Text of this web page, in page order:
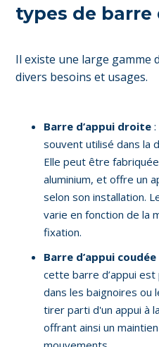
types de barre
Il existe une large gamme
divers besoins et usages.
Barre d’appui droite
souvent utilisé dans la
Elle peut être
aluminium, et offre un
selon son installation.
varie en fonction de la
fixation.
Barre d’appui coudée
cette barre d’appui
dans les baignoires ou
tirer parti d'un appui à
offrant ainsi un